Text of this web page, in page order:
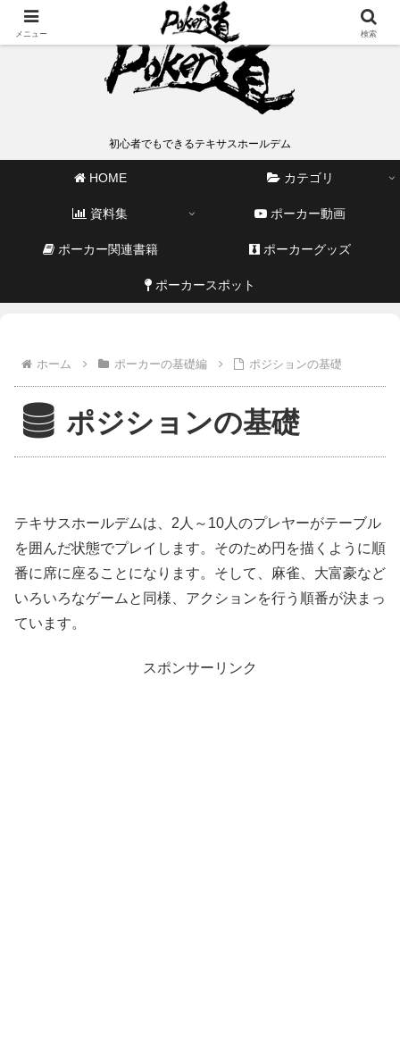
初心者でもできるテキサスホールデム
HOME カテゴリ
資料集 ポーカー動画
ポーカー関連書籍 ポーカーグッズ
ポーカースポット
ホーム ポーカーの基礎編 ポジションの基礎
ポジションの基礎
テキサスホールデムは、2人～10人のプレヤーがテーブル
を囲んだ状態でプレイします。そのため円を描くように順
番に席に座ることになります。そして、麻雀、大富豪など
いろいろなゲームと同様、アクションを行う順番が決まっ
ています。
スポンサーリンク
メニュー 検索